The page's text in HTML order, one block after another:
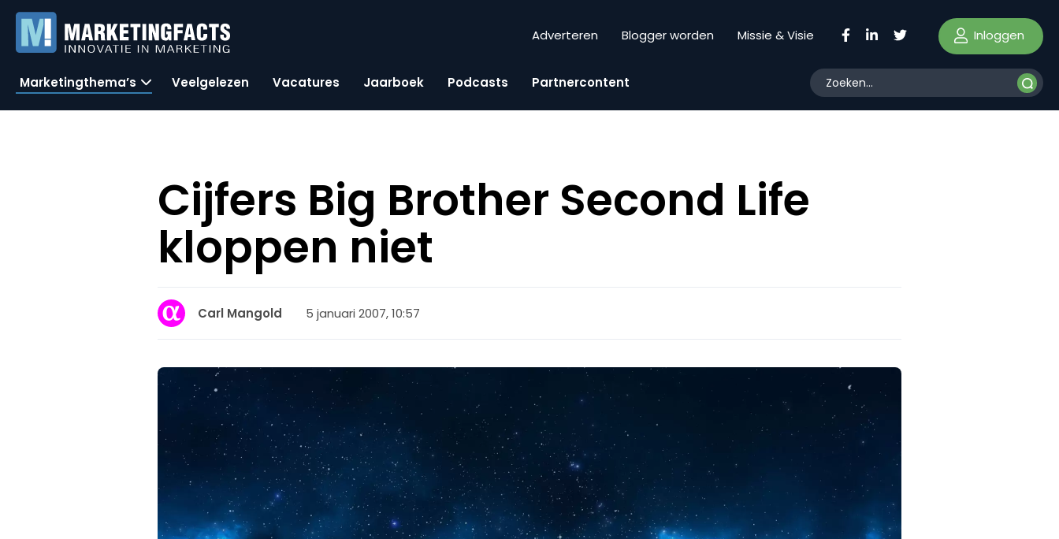
Adverteren Blogger worden Missie & Visie Inloggen
Marketingthema’s Veelgelezen Vacatures Jaarboek Podcasts Partnercontent
Cijfers Big Brother Second Life
kloppen niet
Carl Mangold 5 januari 2007, 10:57